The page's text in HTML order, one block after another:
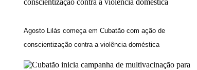
Agosto Lilás começa em Cubatão com ação de
conscientização contra a violência doméstica